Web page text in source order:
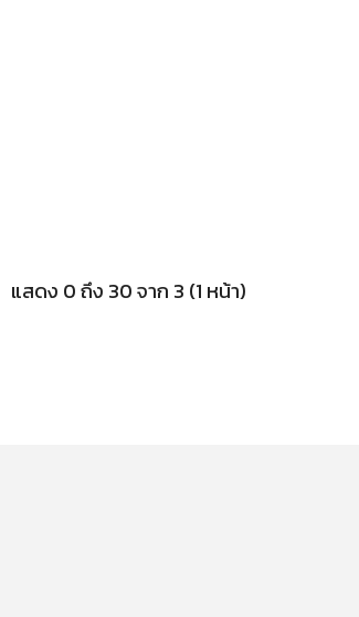
แสดง 0 ถึง 30 จาก 3 (1 หน้า)